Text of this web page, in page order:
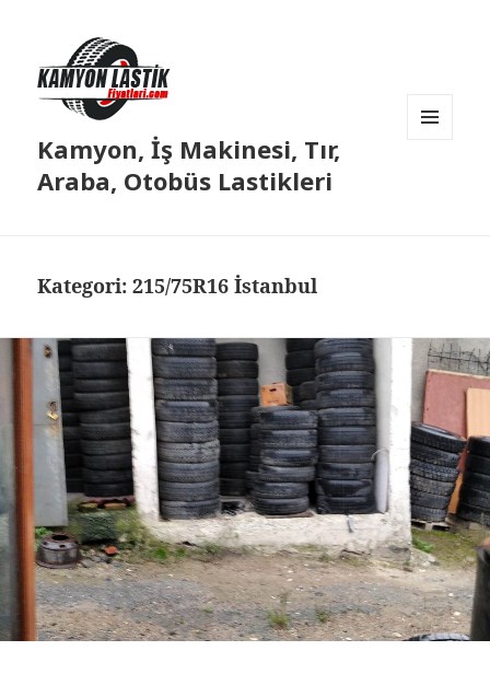
Kamyon, İş Makinesi, Tır,
Araba, Otobüs Lastikleri
Kategori:215/75R16 İstanbul